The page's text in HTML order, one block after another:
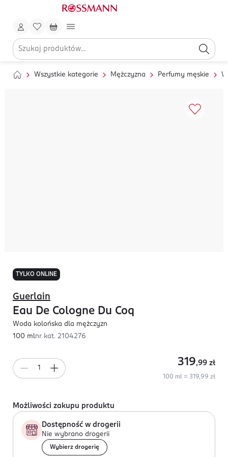
Wszystkie kategorie Mężczyzna Perfumy męskie
TYLKO ONLINE
Guerlain
Eau De Cologne Du Coq
Woda kolońska dla mężczyzn
100 mlnr kat. 2104276
319,99 zł
100 ml = 319,99 zł
Możliwości zakupu produktu
Dostępność w drogerii
Nie wybrano drogerii
Wybierz drogerię